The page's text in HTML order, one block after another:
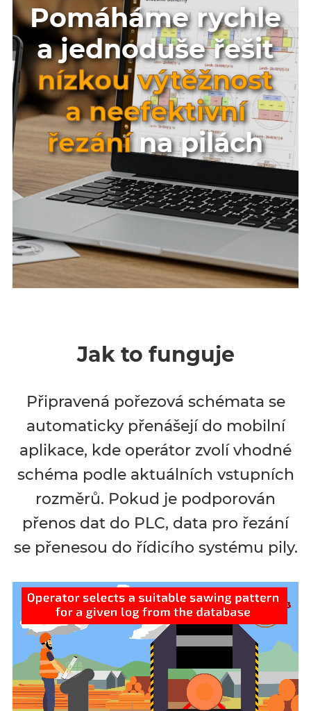
Pomáháme rychle
a jednoduše řešit
nízkou výtěžnost
a neefektivní
řezánína pilách
Jak to funguje
Připravená pořezová schémata se
automaticky přenášejí do mobilní
aplikace, kde operátor zvolí vhodné
schéma podle aktuálních vstupních
rozměrů. Pokud je podporován
přenos dat do PLC, data pro řezání
se přenesou do řídicího systému pily.